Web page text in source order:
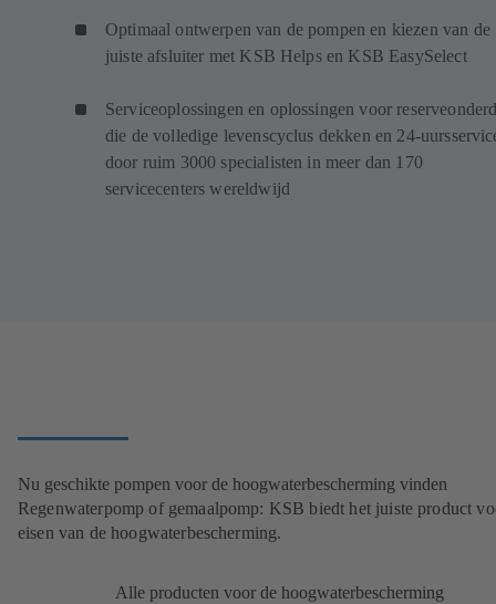
Optimaal ontwerpen van de pompen en kiezen van de
juiste afsluiter met KSB Helps en KSB EasySelect
Serviceoplossingen en oplossingen voor
die de volledige levenscyclus dekken en 24-
door ruim 3000 specialisten in meer dan 170
servicecenters wereldwijd
Nu geschikte pompen voor de hoogwaterbescherming vinden
Regenwaterpomp of gemaalpomp: KSB biedt het juiste product
eisen van de hoogwaterbescherming.
Alle producten voor de hoogwaterbescherming